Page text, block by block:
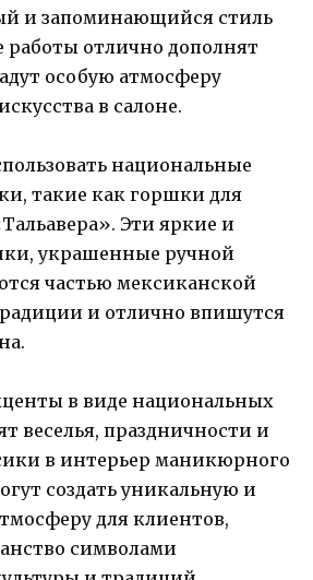
и запоминающийся стиль
отлично дополнят
особую атмосферу
в салоне.
национальные
такие как горшки для
Эти яркие и
украшенные ручной
частью мексиканской
и отлично впишутся
в виде национальных
веселья, праздничности и
в интерьер маникюрного
создать уникальную и
для клиентов,
символами